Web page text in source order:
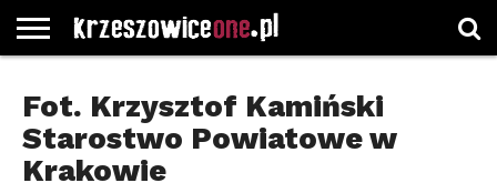
GŁÓWNA
WYBORY
SAMORZĄDOWE
WYBIERZ
KATEGORIE
ROZKŁADY
JAZDY
GREGORCZYK
WATCH
KONTAKT
Fot. Krzysztof Kamiński
Starostwo Powiatowe w
Krakowie